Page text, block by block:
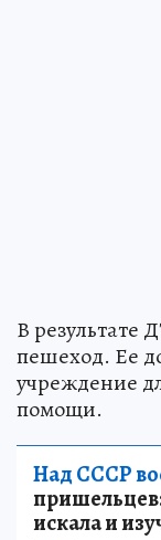
В результате
пешеход. Ее
учреждение
помощи.
Над СССР
пришельцев:
искала и